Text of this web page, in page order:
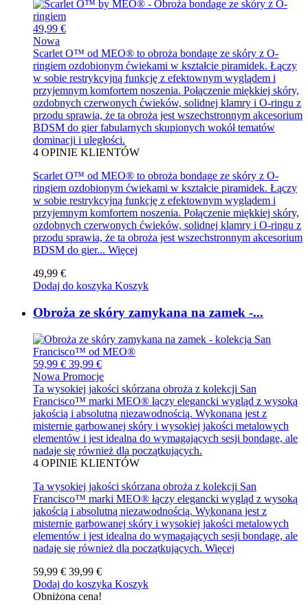
49,99 €
Nowa
Scarlet O™ od MEO® to obroża bondage ze skóry z O-
ringiem ozdobionym ćwiekami w kształcie piramidek. Łączy
w sobie restrykcyjną funkcję z efektownym wyglądem i
przyjemnym komfortem noszenia. Połączenie miękkiej skóry,
ozdobnych czerwonych ćwieków, solidnej klamry i O-ringu z
przodu sprawia, że ta obroża jest wszechstronnym akcesorium
BDSM do gier fabularnych skupionych wokół tematów
dominacji i uległości.
4 OPINIE KLIENTÓW
Scarlet O™ od MEO® to obroża bondage ze skóry z O-
ringiem ozdobionym ćwiekami w kształcie piramidek. Łączy
w sobie restrykcyjną funkcję z efektownym wyglądem i
przyjemnym komfortem noszenia. Połączenie miękkiej skóry,
ozdobnych czerwonych ćwieków, solidnej klamry i O-ringu z
przodu sprawia, że ta obroża jest wszechstronnym akcesorium
BDSM do gier... Więcej
49,99 €
Dodaj do koszyka Koszyk
Obroża ze skóry zamykana na zamek -...
59,99 € 39,99 €
Nowa Promocje
Ta wysokiej jakości skórzana obroża z kolekcji San
Francisco™ marki MEO® łączy elegancki wygląd z wysoką
jakością i absolutną niezawodnością. Wykonana jest z
misternie garbowanej skóry i wysokiej jakości metalowych
elementów i jest idealna do wymagających sesji bondage, ale
nadaje się również dla początkujących.
4 OPINIE KLIENTÓW
Ta wysokiej jakości skórzana obroża z kolekcji San
Francisco™ marki MEO® łączy elegancki wygląd z wysoką
jakością i absolutną niezawodnością. Wykonana jest z
misternie garbowanej skóry i wysokiej jakości metalowych
elementów i jest idealna do wymagających sesji bondage, ale
nadaje się również dla początkujących. Więcej
59,99 € 39,99 €
Dodaj do koszyka Koszyk
Obniżona cena!